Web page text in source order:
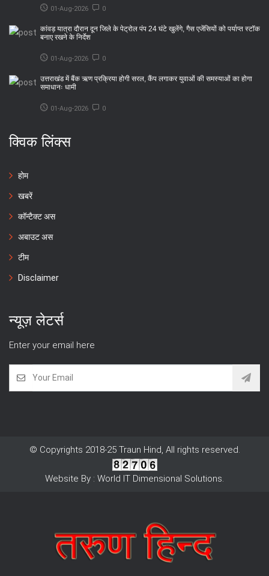
01-Aug-2026 0
कांवड़ यात्रा दौरान दून जिले के पेट्रोल पंप 24 घंटे खुलेंगे, गैस एजेंसियों को पर्याप्त स्टॉक
बनाए रखने के निर्देश
01-Aug-2026 0
उत्तराखंड में बैंक ऋण प्रक्रिया होगी सरल, कैंप लगाकर युवाओं की समस्याओं का होगा
समाधानः धामी
01-Aug-2026 0
क्विक लिंक्स
होम
खबरें
कॉन्टैक्ट अस
अबाउट अस
टीम
Disclaimer
न्यूज़ लेटर्स
Enter your email here
© Copyrights 2018-25 Traun Hind, All rights reserved.
Website By : World IT Dimensional Solutions.